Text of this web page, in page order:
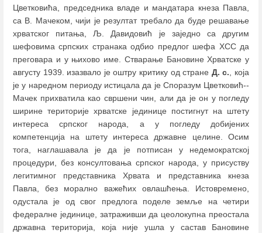
Цветковића, председника владе и мандатара кнеза Павла,
са В. Мачеком, чији је резултат требало да буде решавање
хрватског питања, Љ. Давидовић је заједно са другим
шефовима српских странака одбио предлог шефа ХСС да
преговара и у њихово име. Стварање Бановине Хрватске у
августу 1939. изазвало је оштру критику од стране Д. с. , која
је у наредном периоду истицала да је Споразум Цветковић--
Мачек прихватила као свршени чин, али да је он у погледу
ширине територије хрватске јединице постигнут на штету
интереса српског народа, а у погледу добијених
компетенција на штету интереса државне целине. Осим
тога, наглашавала је да је потписан у недемократској
процедури, без консултовања српског народа, у присуству
легитимног представника Хрвата и представника кнеза
Павла, без морално важећих овлашћења. Истовремено,
одустала је од свог предлога поделе земље на четири
федералне јединице, затраживши да цеолокупна преостала
државна територија, која није ушла у састав Бановине